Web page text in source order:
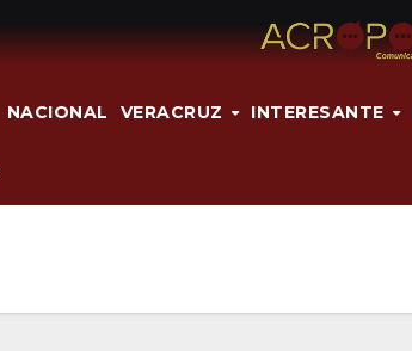
NACIONAL VERACRUZ INTERESANTE